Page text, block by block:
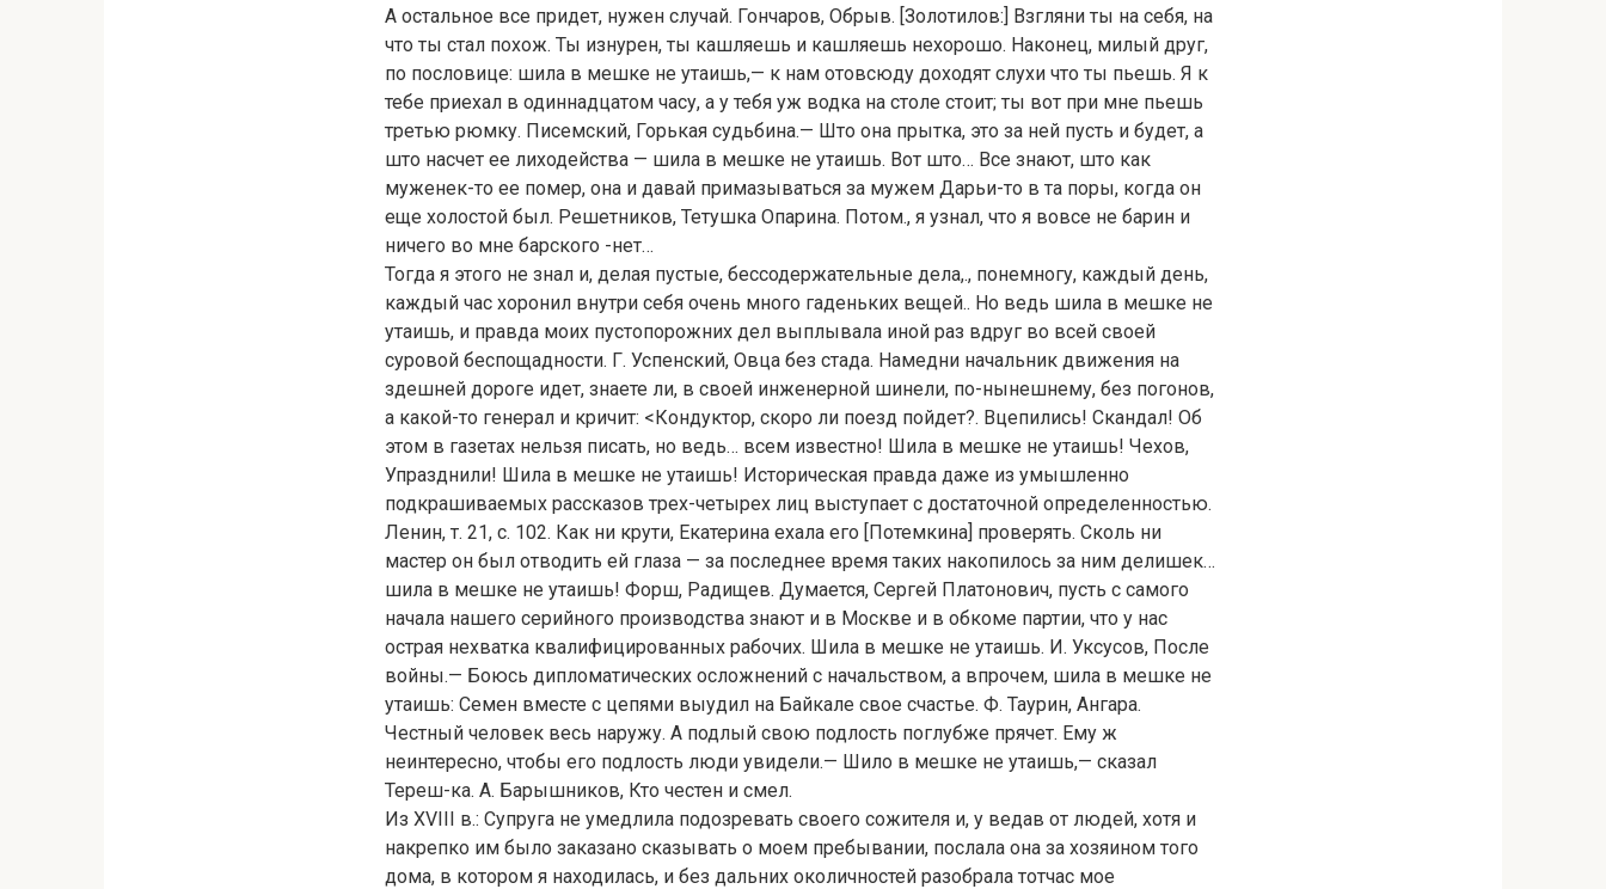
А остальное все придет, нужен случай. Гончаров, Обрыв. [Золотилов:] Взгляни ты на себя, на
что ты стал похож. Ты изнурен, ты кашляешь и кашляешь нехорошо. Наконец, милый друг,
по пословице: шила в мешке не утаишь,— к нам отовсюду доходят слухи что ты пьешь. Я к
тебе приехал в одиннадцатом часу, а у тебя уж водка на столе стоит; ты вот при мне пьешь
третью рюмку. Писемский, Горькая судьбина.— Што она прытка, это за ней пусть и будет, а
што насчет ее лиходейства — шила в мешке не утаишь. Вот што… Все знают, што как
муженек-то ее помер, она и давай примазываться за мужем Дарьи-то в та поры, когда он
еще холостой был. Решетников, Тетушка Опарина. Потом., я узнал, что я вовсе не барин и
ничего во мне барского -нет…
Тогда я этого не знал и, делая пустые, бессодержательные дела,., понемногу, каждый день,
каждый час хоронил внутри себя очень много гаденьких вещей.. Но ведь шила в мешке не
утаишь, и правда моих пустопорожних дел выплывала иной раз вдруг во всей своей
суровой беспощадности. Г. Успенский, Овца без стада. Намедни начальник движения на
здешней дороге идет, знаете ли, в своей инженерной шинели, по-нынешнему, без погонов,
а какой-то генерал и кричит: <Кондуктор, скоро ли поезд пойдет?. Вцепились! Скандал! Об
этом в газетах нельзя писать, но ведь… всем известно! Шила в мешке не утаишь! Чехов,
Упразднили! Шила в мешке не утаишь! Историческая правда даже из умышленно
подкрашиваемых рассказов трех-четырех лиц выступает с достаточной определенностью.
Ленин, т. 21, с. 102. Как ни крути, Екатерина ехала его [Потемкина] проверять. Сколь ни
мастер он был отводить ей глаза — за последнее время таких накопилось за ним делишек…
шила в мешке не утаишь! Форш, Радищев. Думается, Сергей Платонович, пусть с самого
начала нашего серийного производства знают и в Москве и в обкоме партии, что у нас
острая нехватка квалифицированных рабочих. Шила в мешке не утаишь. И. Уксусов, После
войны.— Боюсь дипломатических осложнений с начальством, а впрочем, шила в мешке не
утаишь: Семен вместе с цепями выудил на Байкале свое счастье. Ф. Таурин, Ангара.
Честный человек весь наружу. А подлый свою подлость поглубже прячет. Ему ж
неинтересно, чтобы его подлость люди увидели.— Шило в мешке не утаишь,— сказал
Тереш-ка. А. Барышников, Кто честен и смел.
Из XVIII в.: Супруга не умедлила подозревать своего сожителя и, у ведав от людей, хотя и
накрепко им было заказано сказывать о моем пребывании, послала она за хозяином того
дома, в котором я находилась, и без дальних околичностей разобрала тотчас мое